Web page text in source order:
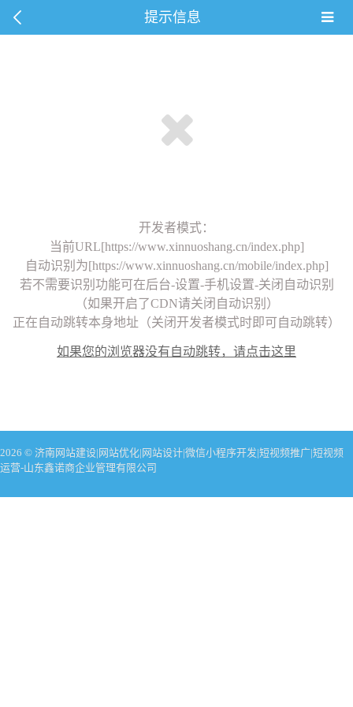
提示信息
开发者模式：
当前URL[https://www.xinnuoshang.cn/index.php]
自动识别为[https://www.xinnuoshang.cn/mobile/index.php]
若不需要识别功能可在后台-设置-手机设置-关闭自动识别
（如果开启了CDN请关闭自动识别）
正在自动跳转本身地址（关闭开发者模式时即可自动跳转）
如果您的浏览器没有自动跳转，请点击这里
2026 © 济南网站建设|网站优化|网站设计|微信小程序开发|短视频推广|短视频
运营-山东鑫诺商企业管理有限公司